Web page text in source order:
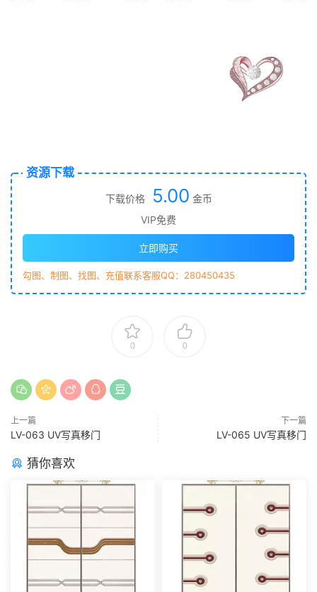
资源下载
下载价格 5.00 金币
VIP免费
立即购买
勾图、制图、找图、充值联系客服QQ：280450435
0 0
上一篇
LV-063 UV写真移门
下一篇
LV-065 UV写真移门
猜你喜欢